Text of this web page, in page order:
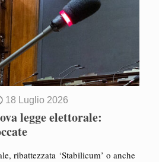
18 Luglio 2026
legge elettorale:
ribattezzata ‘Stabilicum’ o anche